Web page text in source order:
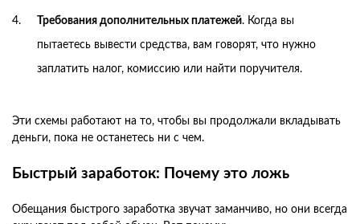
Требования дополнительных платежей. Когда вы
пытаетесь вывести средства, вам говорят, что нужно
заплатить налог, комиссию или найти поручителя.
Эти схемы работают на то, чтобы вы продолжали вкладывать
деньги, пока не останетесь ни с чем.
Быстрый заработок: Почему это ложь
Обещания быстрого заработка звучат заманчиво, но они всегда